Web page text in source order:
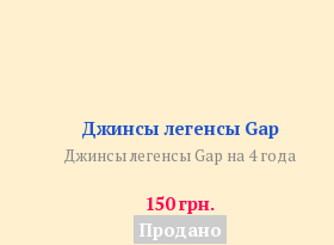
Джинсы легенсы Gap
Джинсы легенсы Gap на 4 года
150 грн.
Продано